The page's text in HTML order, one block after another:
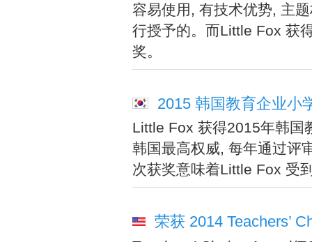
容易使用, 有技术优势, 主
行授予的。而Little Fox 获
奖。
2015 韩国教育企业小
Little Fox 获得2015年韩国
韩国最高权威, 每年通过评
次获奖意味着Little Fox 受
荣获 2014 Teachers’